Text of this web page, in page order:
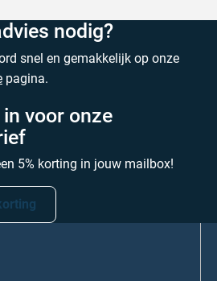
nodig?
snel en gemakkelijk op onze
pagina.
voor onze
5% korting in jouw mailbox!